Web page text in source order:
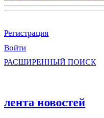
Регистрация
Войти
РАСШИРЕННЫЙ ПОИСК
лента новостей